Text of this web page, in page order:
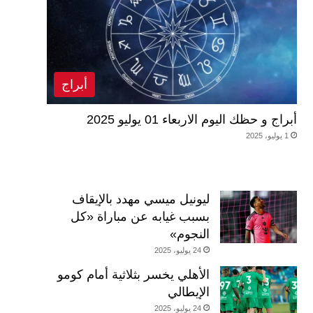
أبراج
أبراج و حظك اليوم الاربعاء 01 يوليو 2025
1 يوليو، 2025
ليونيل ميسي مهدد بالإيقاف
بسبب غيابه عن مباراة «كل
النجوم»
24 يوليو، 2025
الأهلي يخسر بثلاثية أمام كومو
الإيطالي
24 يوليو، 2025